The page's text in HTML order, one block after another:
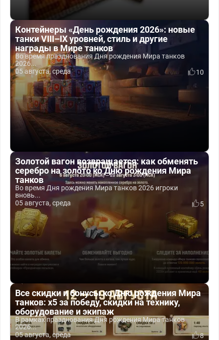
Контейнеры «День рождения 2026»: новые
танки VIII–IX уровней, стиль и другие
награды в Мире танков
Во время празднования Дня рождения Мира танков
2026...
05 августа, среда
10
Золотой вагон возвращается: как обменять
серебро на золото ко Дню рождения Мира
танков
Во время Дня рождения Мира танков 2026 игроки
вновь...
05 августа, среда
5
Все скидки и бонусы ко Дню рождения Мира
танков: x5 за победу, скидки на технику,
оборудование и экипаж
В рамках празднования Дня рождения Мира танков
2026...
05 августа, среда
8